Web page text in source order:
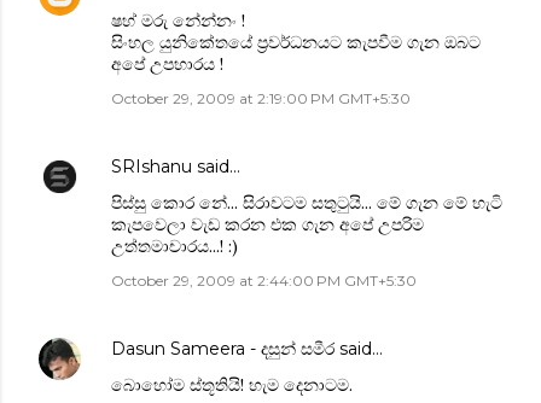
ෂහ් මරු නේන්නං !
සිංහල යුනිකේතයේ ප්‍රවර්ධනයට කැපවීම ගැන ඔබට
අපේ උපහාරය !
October 29, 2009 at 2:19:00 PM GMT+5:30
SRIshanu said…
පිස්සු කොර නේ... සිරාවටම සතුටුයි... මේ ගැන මේ හැටි
කැපවෙලා වැඩ කරන එක ගැන අපේ උපරිම
උත්තමාචාරය...! :)
October 29, 2009 at 2:44:00 PM GMT+5:30
Dasun Sameera - දසුන් සමීර said…
බොහෝම ස්තූතියි! හැම දෙනාටම.